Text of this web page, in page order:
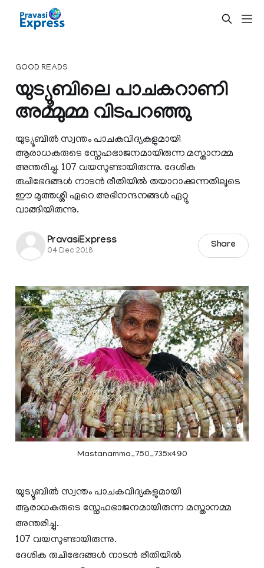
GOOD READS
യുട്യൂബിലെ പാചകറാണി
അമ്മുമ്മ വിടപറഞ്ഞു
യുട്യൂബില്‍ സ്വന്തം പാചകവിദ്യകളുമായി
ആരാധകരുടെ സ്നേഹഭാജനമായിരുന്ന മസ്താനമ്മ
അന്തരിച്ചു. 107 വയസുണ്ടായിരുന്നു. ദേശിക
രുചിഭേദങ്ങൾ നാടൻ രീതിയിൽ തയാറാക്കുന്നതിലൂടെ
ഈ മുത്തശ്ശി ഏറെ അഭിനന്ദനങ്ങൾ ഏറ്റു
വാങ്ങിയിരുന്നു.
PravasiExpress
04 Dec 2018
Share
Mastanamma_750_735x490
യുട്യൂബില്‍ സ്വന്തം പാചകവിദ്യകളുമായി
ആരാധകരുടെ സ്നേഹഭാജനമായിരുന്ന മസ്താനമ്മ
അന്തരിച്ചു.
107 വയസുണ്ടായിരുന്നു.
ദേശിക രുചിഭേദങ്ങൾ നാടൻ രീതിയിൽ